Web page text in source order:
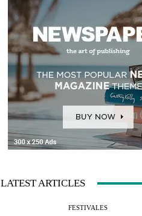
LATEST ARTICLES
FESTIVALES